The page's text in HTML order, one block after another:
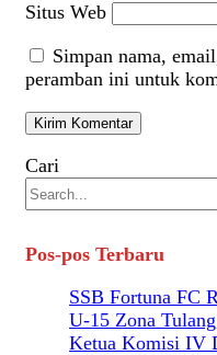
Situs Web
Simpan nama,
peramban ini untuk
Cari
Pos-pos Terbaru
SSB Fortuna FC
U-15 Zona
Ketua Komisi IV